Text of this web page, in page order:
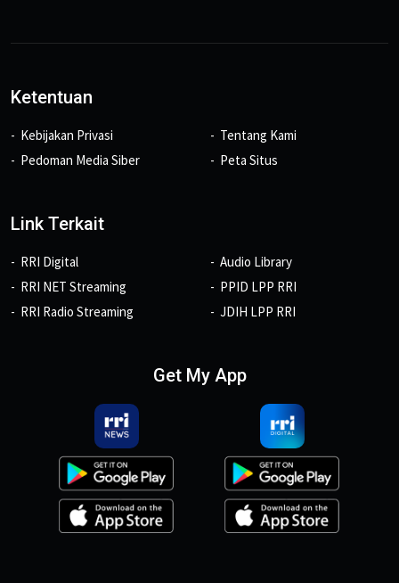
Ketentuan
Kebijakan Privasi
Pedoman Media Siber
Tentang Kami
Peta Situs
Link Terkait
RRI Digital
RRI NET Streaming
RRI Radio Streaming
Audio Library
PPID LPP RRI
JDIH LPP RRI
Get My App